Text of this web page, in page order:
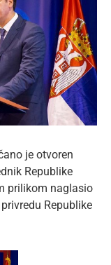
je otvoren
Republike
prilikom naglasio
Republike